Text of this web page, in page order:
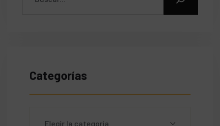
Categorías